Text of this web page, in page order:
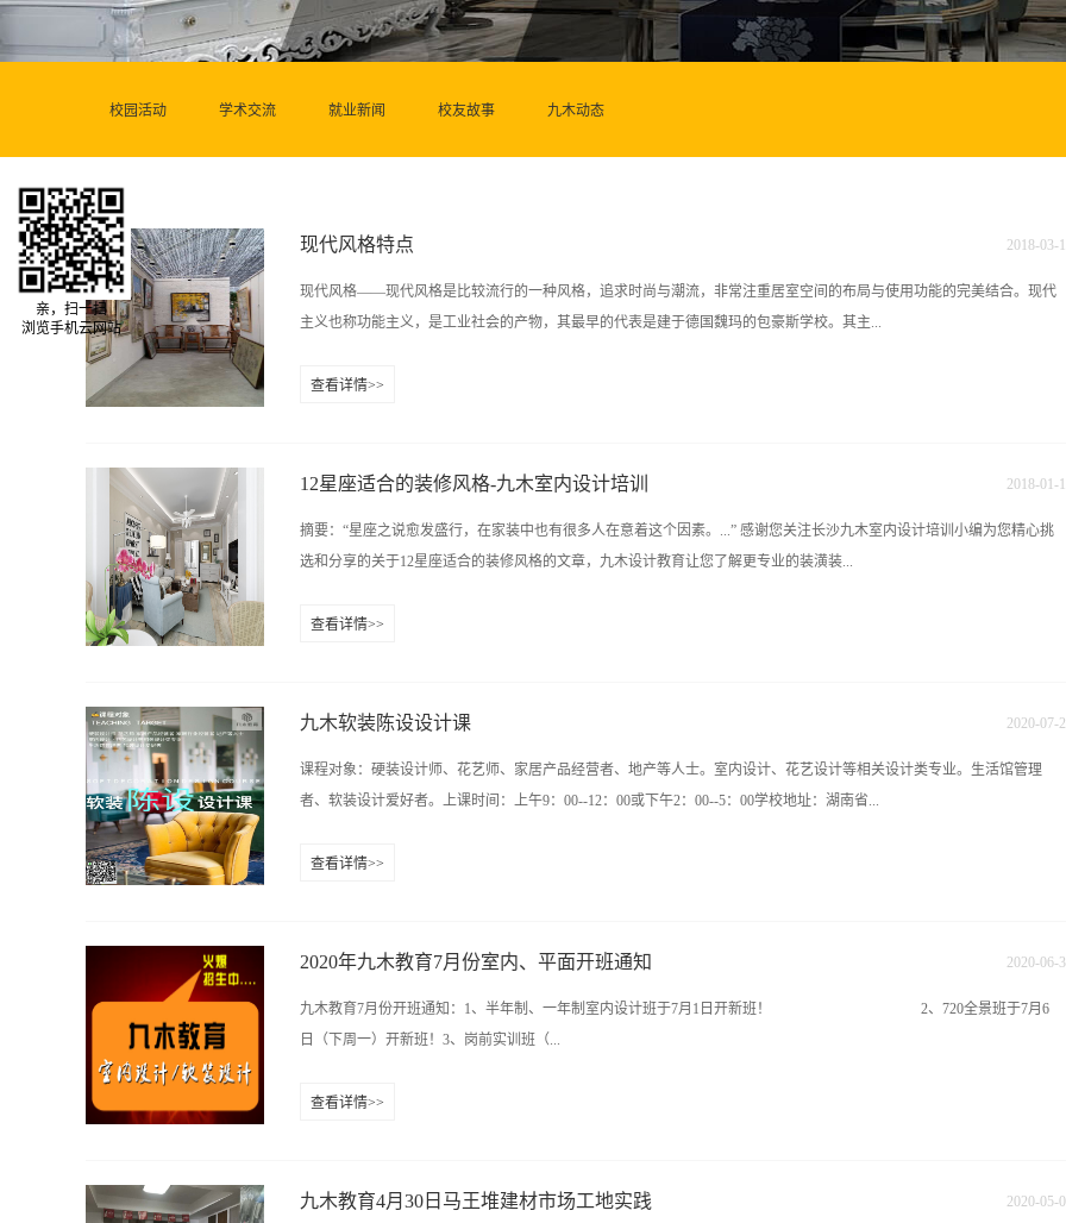
校园活动 学术交流 就业新闻 校友故事 九木动态
现代风格特点
现代风格——现代风格是比较流行的一种风格，追求时尚与潮流，非常注重居室空间的布局与使用功能的完美结合。现代
主义也称功能主义，是工业社会的产物，其最早的代表是建于德国魏玛的包豪斯学校。其主...
品组合在一起就形成现代风格，可以称为风格的必定是一种艺术思潮，事实上现代风格也可分为几种流派，而其中最具代
钢、铝塑板或合金材料，作为室内装饰及家具设计的主要材料；其次是对于结构或机械组织的暴露，如把室内水管、风管
暴露在外，或使用透明的、裸露机械零件的家用电器；在功能上强调现代居室的视听功能或自动化设施，家用电器为主要
说，它是立体主义画派的一个分支，认为艺术应消除与任何自然物体的联系，只有点、线、面等最小视觉元素和原色是真
2018-03-
查看详情>>
12星座适合的装修风格-九木室内设计培训
摘要：“星座之说愈发盛行，在家装中也有很多人在意着这个因素。...” 感谢您关注长沙九木室内设计培训小编为您精心挑
选和分享的关于12星座适合的装修风格的文章，九木设计教育让您了解更专业的装潢装...
维方式，使得整个家居环境时髦又不失品味。白羊比较喜欢在家中接待友人，这种装修风格能让白羊在接待友人时面子十
较有中国特点的家居饰品。对金牛来说家居环境一定要舒适，为了美观缔造华而不实的装饰环境会让金牛很别扭，中国传
统的室内设计融合了庄重与优雅双重气质，对金牛来说再适合不过。3、双子座 古罗马风格与双子匹配的事物最重要的就
塔斯干式设计。华丽的古罗马家具也能为双子的家居生活增添情趣。4、巨蟹座 洛可可风格巨蟹对居住环境要求不高，但
2018-01 -
查看详情>>
九木软装陈设设计课
课程对象：硬装设计师、花艺师、家居产品经营者、地产等人士。室内设计、花艺设计等相关设计类专业。生活馆管理
者、软装设计爱好者。上课时间：上午9：00--12：00或下午2：00--5：00学校地址：湖南省...
设计师一门系统学科包括家具、灯饰、窗帘、地毯、挂画、花艺、饰品、绿植等多种元素的选择、设计和定制。室内设计
是一个概念，体现的不仅是产品的高贵程度，也不仅是品牌热度，而是一种从骨子里透出的那一份人格。可以从5大方面
去了解软装设计到底是设计什么？1，产品思维：好多初级理解软装设计的人，都是将室内可以活动的产品就做软装设
陈设艺术：对产品运用熟知以后，最主要也最基本的技能就是陈设摆场。每一个角度、占比、材料配搭、形状互补、文化
2020-07-
查看详情>>
2020年九木教育7️月份室内、平面开班通知
九木教育7️月份开班通知：1、半年制、一年制室内设计班于7月1日开新班！ 2、720全景班于7月6
日（下周一）开新班！3、岗前实训班（...
正在火热报名中！8、平面设计ps班、电商淘宝美工班、零基础半年班、平面软件套餐（PS/CDR/AI）班正火热报名中！
2020-06-
查看详情>>
九木教育4月30日马王堆建材市场工地实践 2020-05-
亲，扫一扫
浏览手机云网站